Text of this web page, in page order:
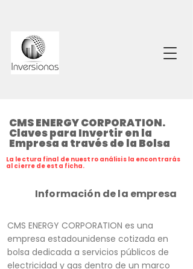
CMS ENERGY CORPORATION.
Claves para Invertir en la
Empresa a través de la Bolsa
La lectura final de nuestro análisis la encontrarás
al cierre de esta ficha.
Información de la empresa
CMS ENERGY CORPORATION es una
empresa estadounidense cotizada en
bolsa dedicada a servicios públicos de
electricidad y gas dentro de un marco